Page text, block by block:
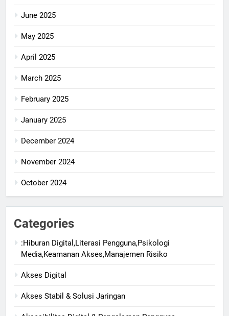
June 2025
May 2025
April 2025
March 2025
February 2025
January 2025
December 2024
November 2024
October 2024
Categories
:Hiburan Digital,Literasi Pengguna,Psikologi
Media,Keamanan Akses,Manajemen Risiko
Akses Digital
Akses Stabil & Solusi Jaringan